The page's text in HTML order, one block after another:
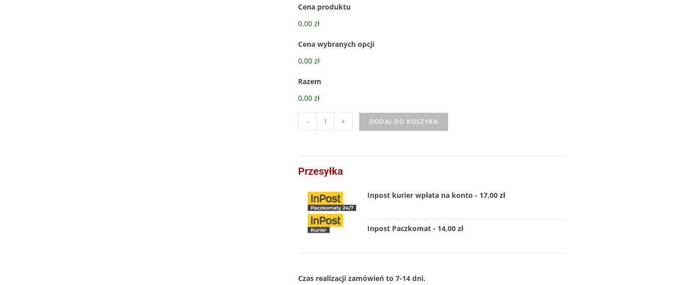
Cena produktu
0,00 zł
Cena wybranych opcji
0,00 zł
Razem
0,00 zł
- + DODAJ DO KOSZYKA
Przesyłka
Inpost kurier wpłata na konto - 17,00 zł
Inpost Paczkomat - 14,00 zł
Czas realizacji zamówień to 7-14 dni.